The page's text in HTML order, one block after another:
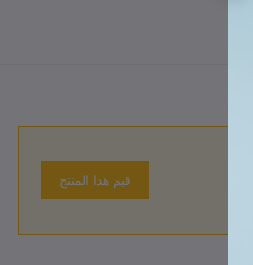
قيم هذا المنتج